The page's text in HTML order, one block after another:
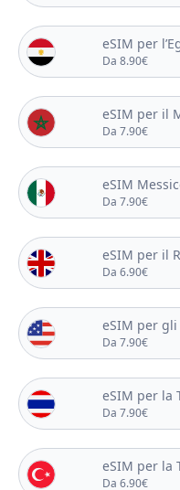
eSIM per
Da 8.90€
eSIM per il
Da 7.90€
eSIM
Da 7.90€
eSIM per il
Da 6.90€
eSIM per gli
Da 7.90€
eSIM per la
Da 7.90€
eSIM per la
Da 6.90€